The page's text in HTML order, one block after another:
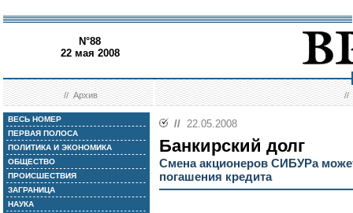
N°88
22 мая 2008
//Архив //
ВЕСЬ НОМЕР
ПЕРВАЯ ПОЛОСА
ПОЛИТИКА И ЭКОНОМИКА
ОБЩЕСТВО
ПРОИСШЕСТВИЯ
ЗАГРАНИЦА
НАУКА
// 22.05.2008
Банкирский долг
Смена акционеров СИБУРа
погашения кредита